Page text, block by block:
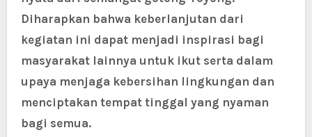
Diharapkan bahwa keberlanjutan dari
kegiatan ini dapat menjadi inspirasi bagi
masyarakat lainnya untuk ikut serta dalam
upaya menjaga kebersihan lingkungan dan
menciptakan tempat tinggal yang nyaman
bagi semua.